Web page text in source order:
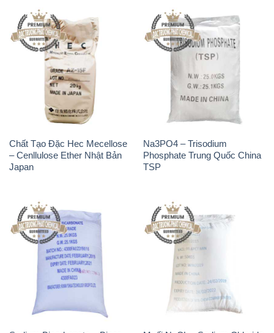
Chất Tạo Đặc Hec Mecellose
– Cenllulose Ether Nhật Bản
Phosphate Trung Quốc China
Sodium Bicarbonate – Bicar
NaHCO3 Feed Grade Hunan
Yuhua Trung Quốc China
Muối NaCL – Sodium Chloride
Trung Quốc China